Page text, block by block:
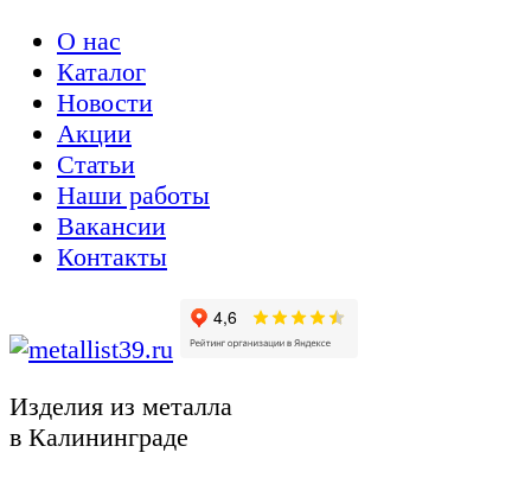
О нас
Каталог
Новости
Акции
Статьи
Наши работы
Вакансии
Контакты
Изделия из металла
в Калининграде